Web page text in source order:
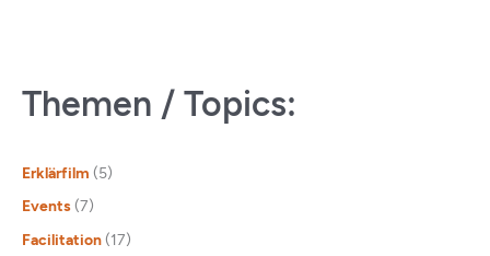
Themen / Topics:
Erklärfilm (5)
Events (7)
Facilitation (17)